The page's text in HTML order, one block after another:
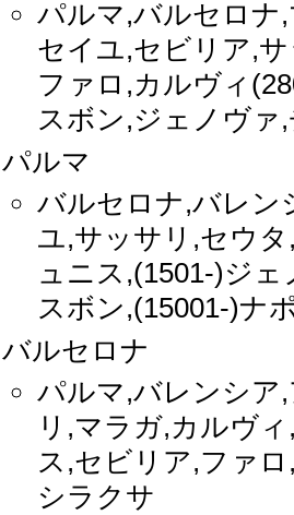
パルマ,バルセロナ
セイユ,セビリア,
ファロ,カルヴィ
スボン,ジェノヴァ
パルマ
バルセロナ,バレン
ユ,サッサリ,セウ
ュニス,(1501-)ジ
スボン,(15001-)ナ
バルセロナ
パルマ,バレンシア
リ,マラガ,カルヴ
ス,セビリア,ファ
シラクサ